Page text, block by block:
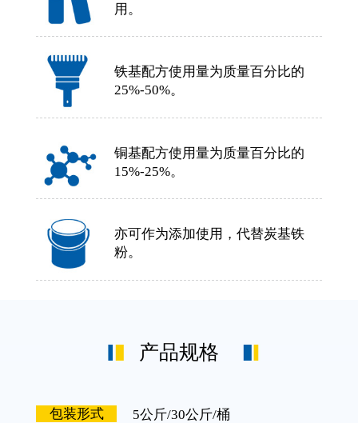
用。
铁基配方使用量为质量百分比的
25%-50%。
铜基配方使用量为质量百分比的
15%-25%。
亦可作为添加使用，代替炭基铁
粉。
产品规格
包装形式 5公斤/30公斤/桶